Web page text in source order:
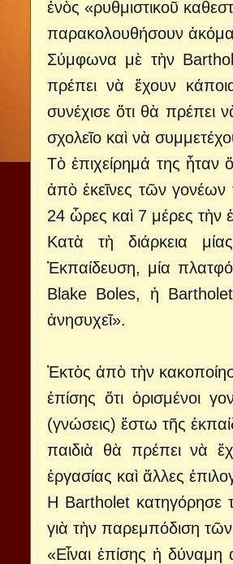
ἑνὸς «ρυθμιστικοῦ
παρακολουθήσουν ἀκόμα
Σύμφωνα μὲ τὴν
πρέπει νὰ ἔχουν
συνέχισε ὅτι θὰ
σχολεῖο καὶ νὰ
Τὸ ἐπιχείρημά της ἦταν
ἀπὸ ἐκεῖνες τῶν γονέων
24 ὧρες καὶ 7 μέρες τὴν
Κατὰ τὴ διάρκεια
Ἐκπαίδευση, μία
Blake Boles, ἡ Bartholet
ἀνησυχεῖ».
Ἐκτὸς ἀπὸ τὴν
ἐπίσης ὅτι ὁρισμένοι
(γνώσεις) ἔστω τῆς
παιδιὰ θὰ πρέπει νὰ
ἐργασίας καὶ ἄλλες
H Bartholet κατηγόρησε
γιὰ τὴν παρεμπόδιση τῶν
«Εἶναι ἐπίσης ἡ δύναμη